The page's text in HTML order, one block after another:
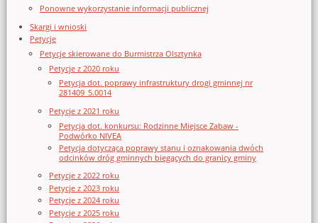
Ponowne wykorzystanie informacji publicznej
Skargi i wnioski
Petycje
Petycje skierowane do Burmistrza Olsztynka
Petycje z 2020 roku
Petycja dot. poprawy infrastruktury drogi gminnej nr
281409_5.0014
Petycje z 2021 roku
Petycja dot. konkursu: Rodzinne Miejsce Zabaw -
Podwórko NIVEA
Petycja dotycząca poprawy stanu i oznakowania dwóch
odcinków dróg gminnych biegących do granicy gminy
Petycje z 2022 roku
Petycje z 2023 roku
Petycje z 2024 roku
Petycje z 2025 roku